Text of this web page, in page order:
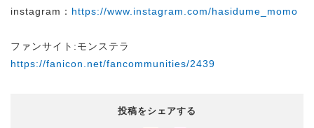
instagram： https://www.instagram.com/hasidume_momo
ファンサイト:モンステラ
https://fanicon.net/fancommunities/2439
投稿をシェアする